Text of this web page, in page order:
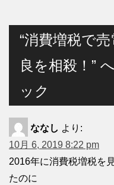
“消費増税で
良を相殺！”
ック
ななし より:
10月 6, 2019 8:22 pm
2016年に消費税増税を
たのに